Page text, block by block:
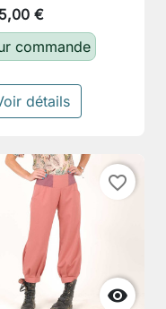
€
commande
détails

favorite_border